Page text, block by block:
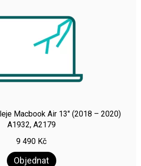
Macbook Air 13″ (2018 – 2020)
A1932, A2179
9 490 Kč
Objednat